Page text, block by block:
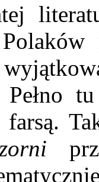
Pełno
farsą.